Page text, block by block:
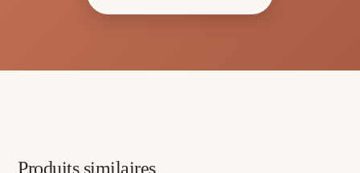
Produits similaires